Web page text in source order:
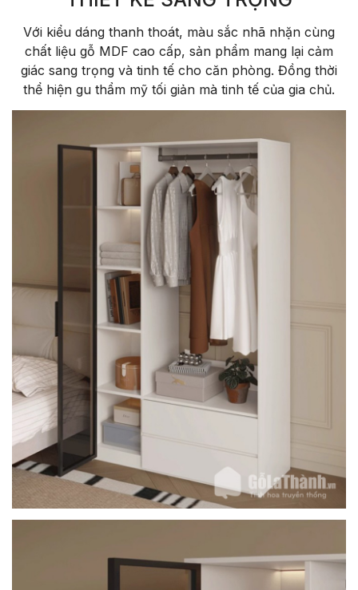
Với kiểu dáng thanh thoát, màu sắc nhã nhặn cùng
chất liệu gỗ MDF cao cấp, sản phẩm mang lại cảm
giác sang trọng và tinh tế cho căn phòng. Đồng thời
thể hiện gu thẩm mỹ tối giản mà tinh tế của gia chủ.